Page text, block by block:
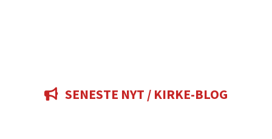
SENESTE NYT / KIRKE-BLOG